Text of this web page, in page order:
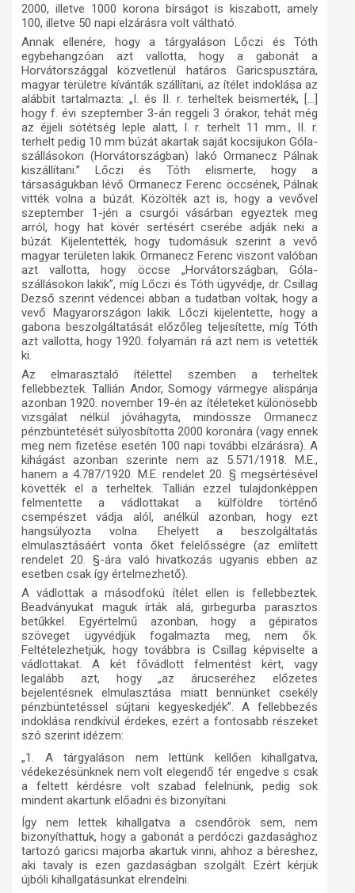
2000, illetve 1000 korona bírságot is kiszabott, amely
100, illetve 50 napi elzárásra volt váltható.
Annak ellenére, hogy a tárgyaláson Lőczi és Tóth
egybehangzóan azt vallotta, hogy a gabonát a
Horvátországgal közvetlenül határos Garicspusztára,
magyar területre kívánták szállítani, az ítélet indoklása az
alábbit tartalmazta: „I. és II. r. terheltek beismerték, […]
hogy f. évi szeptember 3-án reggeli 3 órakor, tehát még
az éjjeli sötétség leple alatt, I. r. terhelt 11 mm., II. r.
terhelt pedig 10 mm búzát akartak saját kocsijukon Góla-
szállásokon (Horvátországban) lakó Ormanecz Pálnak
kiszállítani.” Lőczi és Tóth elismerte, hogy a
társaságukban lévő Ormanecz Ferenc öccsének, Pálnak
vitték volna a búzát. Közölték azt is, hogy a vevővel
szeptember 1-jén a csurgói vásárban egyeztek meg
arról, hogy hat kövér sertésért cserébe adják neki a
búzát. Kijelentették, hogy tudomásuk szerint a vevő
magyar területen lakik. Ormanecz Ferenc viszont valóban
azt vallotta, hogy öccse „Horvátországban, Góla-
szállásokon lakik”, míg Lőczi és Tóth ügyvédje, dr. Csillag
Dezső szerint védencei abban a tudatban voltak, hogy a
vevő Magyarországon lakik. Lőczi kijelentette, hogy a
gabona beszolgáltatását előzőleg teljesítette, míg Tóth
azt vallotta, hogy 1920. folyamán rá azt nem is vetették
ki.
Az elmarasztaló ítélettel szemben a terheltek
fellebbeztek. Tallián Andor, Somogy vármegye alispánja
azonban 1920. november 19-én az ítéleteket különösebb
vizsgálat nélkül jóváhagyta, mindössze Ormanecz
pénzbüntetését súlyosbította 2000 koronára (vagy ennek
meg nem fizetése esetén 100 napi további elzárásra). A
kihágást azonban szerinte nem az 5.571/1918. M.E.,
hanem a 4.787/1920. M.E. rendelet 20. § megsértésével
követték el a terheltek. Tallián ezzel tulajdonképpen
felmentette a vádlottakat a külföldre történő
csempészet vádja alól, anélkül azonban, hogy ezt
hangsúlyozta volna. Ehelyett a beszolgáltatás
elmulasztásáért vonta őket felelősségre (az említett
rendelet 20. §-ára való hivatkozás ugyanis ebben az
esetben csak így értelmezhető).
A vádlottak a másodfokú ítélet ellen is fellebbeztek.
Beadványukat maguk írták alá, girbegurba parasztos
betűkkel. Egyértelmű azonban, hogy a gépiratos
szöveget ügyvédjük fogalmazta meg, nem ők.
Feltételezhetjük, hogy továbbra is Csillag képviselte a
vádlottakat. A két fővádlott felmentést kért, vagy
legalább azt, hogy „az árucseréhez előzetes
bejelentésnek elmulasztása miatt bennünket csekély
pénzbüntetéssel sújtani kegyeskedjék”. A fellebbezés
indoklása rendkívül érdekes, ezért a fontosabb részeket
szó szerint idézem:
„1. A tárgyaláson nem lettünk kellően kihallgatva,
védekezésünknek nem volt elegendő tér engedve s csak
a feltett kérdésre volt szabad felelnünk, pedig sok
mindent akartunk előadni és bizonyítani.
Így nem lettek kihallgatva a csendőrök sem, nem
bizonyíthattuk, hogy a gabonát a perdóczi gazdasághoz
tartozó garicsi majorba akartuk vinni, ahhoz a béreshez,
aki tavaly is ezen gazdaságban szolgált. Ezért kérjük
újbóli kihallgatásunkat elrendelni.